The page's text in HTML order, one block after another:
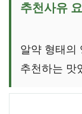
추천사유
알약 형태의
추천하는 맛